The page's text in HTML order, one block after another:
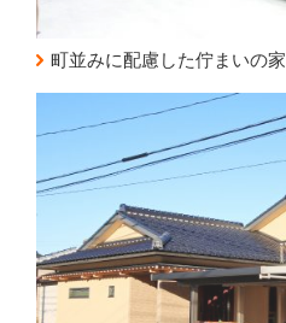
町並みに配慮した佇まいの家